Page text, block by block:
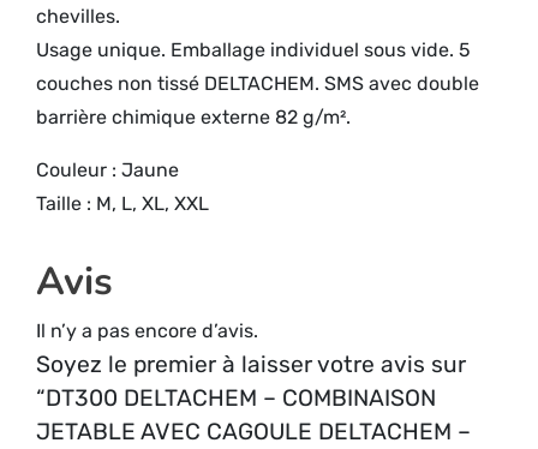
chevilles.
Usage unique. Emballage individuel sous vide. 5
couches non tissé DELTACHEM. SMS avec double
barrière chimique externe 82 g/m².
Couleur : Jaune
Taille : M, L, XL, XXL
Avis
Il n’y a pas encore d’avis.
Soyez le premier à laisser votre avis sur
“DT300 DELTACHEM – COMBINAISON
JETABLE AVEC CAGOULE DELTACHEM –